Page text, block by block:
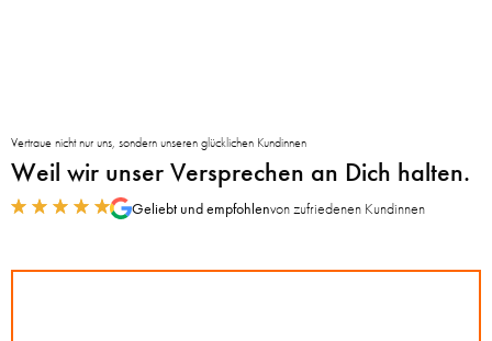
Vertraue nicht nur uns, sondern unseren glücklichen Kundinnen
Weil wir unser Versprechen an Dich halten.
Geliebt und empfohlenvon zufriedenen Kundinnen